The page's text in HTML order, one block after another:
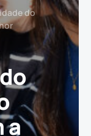
do
a